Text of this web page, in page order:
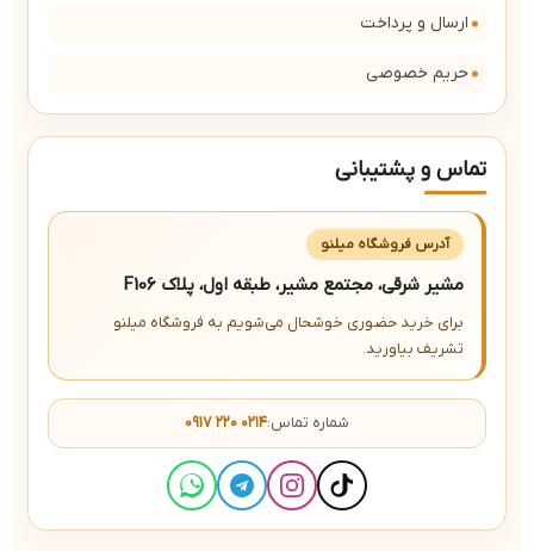
ارسال و پرداخت
حریم خصوصی
تماس و پشتیبانی
آدرس فروشگاه میلنو
مشیر شرقی، مجتمع مشیر، طبقه اول، پلاک F106
برای خرید حضوری خوشحال می‌شویم به فروشگاه میلنو
تشریف بیاورید.
شماره تماس:۰۹۱۷ ۲۲۰ ۰۲۱۴